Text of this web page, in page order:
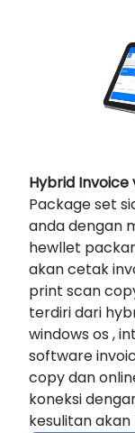
Hybrid Invoice
Package set
anda dengan
hewllet
akan cetak
print scan
terdiri dari
windows os ,
software
copy dan
koneksi
kesulitan